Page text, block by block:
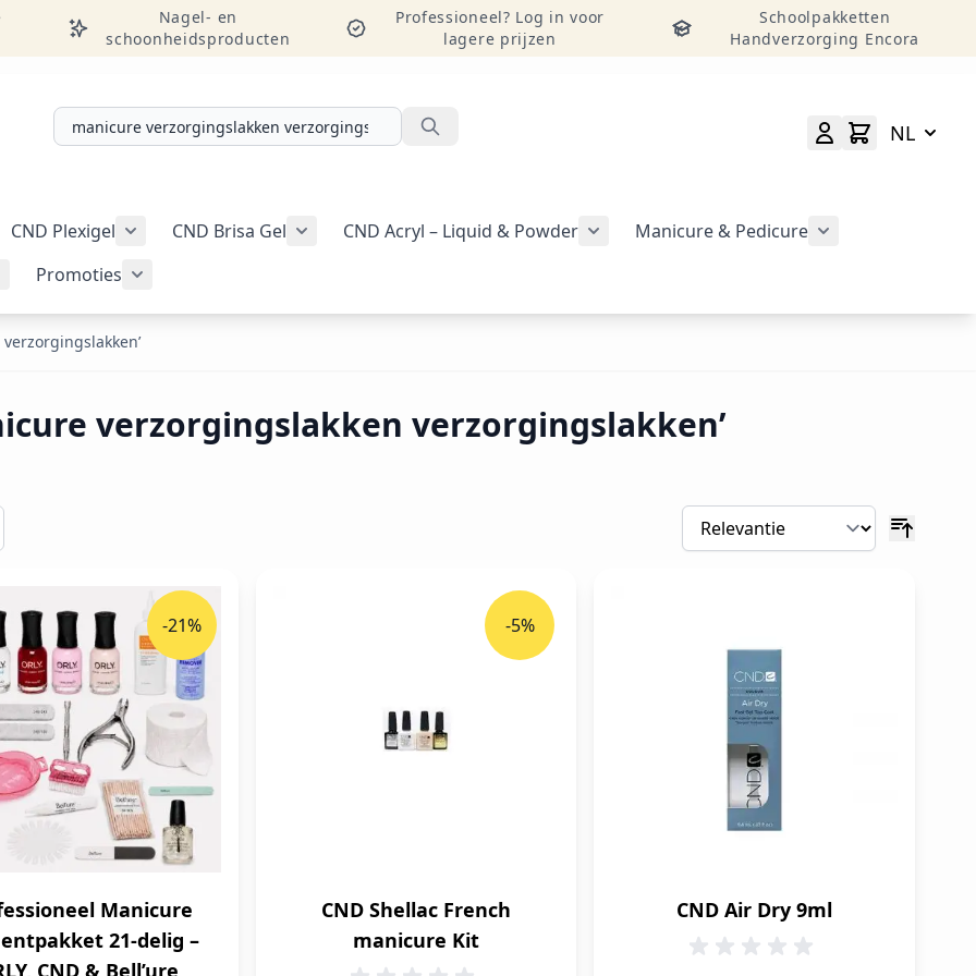
Nagel- en
schoonheidsproducten
Professioneel? Log in voor
lagere prijzen
Schoolpakketten
Handverzorging Encora
Zoeken
NL
CND Plexigel
CND Brisa Gel
CND Acryl – Liquid & Powder
Manicure & Pedicure
Promoties
verzorgingslakken verzorgingslakken’
Manicure
21-delig –
CND & Bell’ure
-21%
CND Shellac French
manicure Kit
-5%
CND Air Dry 9ml